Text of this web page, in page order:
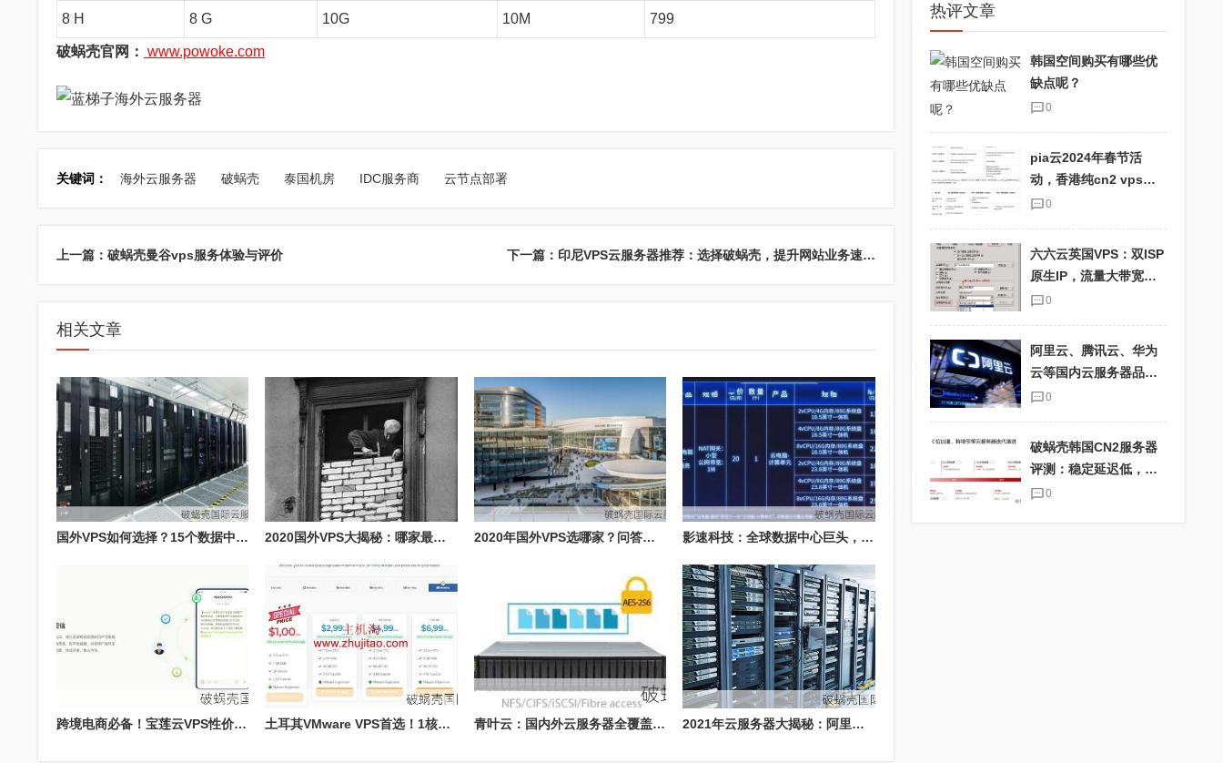
8 H 8 G 10G 10M 799
破蜗壳官网： www.powoke.com
关键词： 海外云服务器 破蜗壳 泰国机房 IDC服务商 云节点部署
上一篇：破蜗壳曼谷vps服务体验与评价 下一篇：印尼VPS云服务器推荐：选择破蜗壳，提升网站业务速度与用户体验
相关文章
国外VPS如何选择？15个数据中心大比拼 2020国外VPS大揭秘：哪家最适合你？ 2020年国外VPS选哪家？问答揭秘，教你如何挑选最适合自己的VPS 影速科技：全球数据中心巨头，年付83折优惠码大揭秘
跨境电商必备！宝莲云VPS性价比超高，配置2核1G仅56元/月 土耳其VMware VPS首选！1核2GB只需$12.56/年，性价比炸裂 青叶云：国内外云服务器全覆盖，性能弹性双重保障 2021年云服务器大揭秘：阿里云VS腾讯云，你选谁？
热评文章
韩国空间购买有哪些优
缺点呢？
0
pia云2024年春节活
动，香港纯cn2 vps优
惠码pia2024，抢购最
0
六六云英国VPS：双ISP
原生IP，流量大带宽
快，适合TikTok用户！
0
阿里云、腾讯云、华为
云等国内云服务器品牌
大比拼
0
破蜗壳韩国CN2服务器
评测：稳定延迟低，适
合海外电商业务
0